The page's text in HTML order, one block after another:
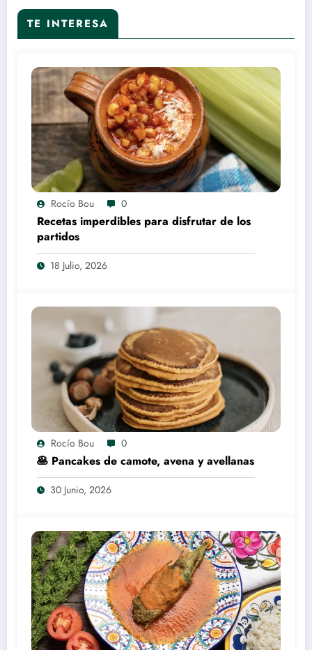
TE INTERESA
Rocío Bou 0
Recetas imperdibles para disfrutar de los
partidos
18 Julio, 2026
Rocío Bou 0
🥞 Pancakes de camote, avena y avellanas
30 Junio, 2026